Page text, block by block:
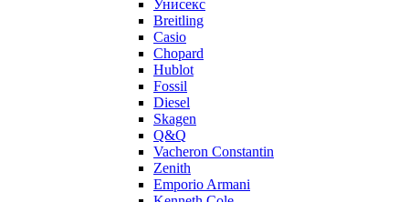
Унисекс
Breitling
Casio
Chopard
Hublot
Fossil
Diesel
Skagen
Q&Q
Vacheron Constantin
Zenith
Emporio Armani